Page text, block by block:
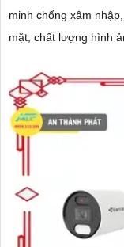
minh chống xâm
mặt, chất lượng hình